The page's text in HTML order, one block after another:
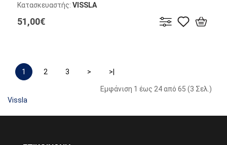
Κατασκευαστής: VISSLA
51,00€
1 2 3 > >|
Εμφάνιση 1 έως 24 από 65 (3 Σελ.)
Vissla